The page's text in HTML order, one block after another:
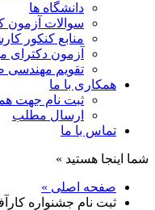
دانشگاه ها
سوالات آزمون
منابع کنکور
آزمون دکترای
تقویم مهندسی
همکاری با ما
ثبت نام جهت
ارسال مطلب
تماس با ما
شما اینجا هستید »
صفحه اصلی »
ثبت نام جشنواره